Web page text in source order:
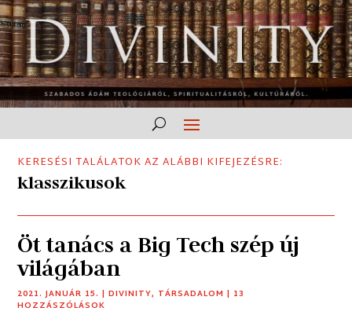
KERESÉSI TALÁLATOK AZ ALÁBBI KIFEJEZÉSRE:
klasszikusok
Öt tanács a Big Tech szép új
világában
2021. JANUÁR 15. |DIVINITY, TÁRSADALOM | 13
HOZZÁSZÓLÁSOK